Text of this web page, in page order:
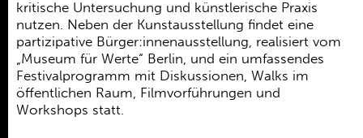
kritische Untersuchung und künstlerische Praxis
nutzen. Neben der Kunstausstellung findet eine
partizipative Bürger:innenausstellung, realisiert vom
„Museum für Werte“ Berlin, und ein umfassendes
Festivalprogramm mit Diskussionen, Walks im
öffentlichen Raum, Filmvorführungen und
Workshops statt.